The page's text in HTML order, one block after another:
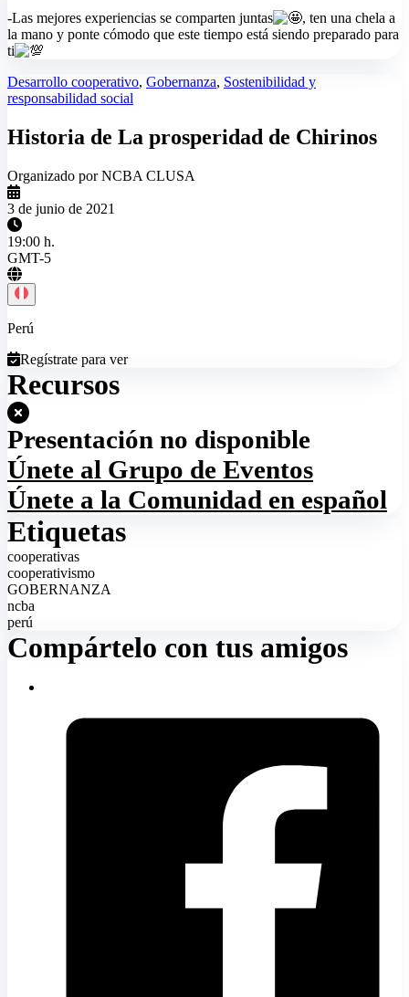
-Las mejores experiencias se comparten juntas
, ten una chela a
la mano y ponte cómodo que este tiempo está siendo preparado para
ti
Desarrollo cooperativo, Gobernanza, Sostenibilidad y
responsabilidad social
Historia de La prosperidad de Chirinos
Organizado por NCBA CLUSA
3 de junio de 2021
19:00 h.
GMT-5
Perú
Regístrate para ver
Recursos
Presentación no disponible
Únete al Grupo de Eventos
Únete a la Comunidad en español
Etiquetas
cooperativas
cooperativismo
GOBERNANZA
ncba
perú
Compártelo con tus amigos